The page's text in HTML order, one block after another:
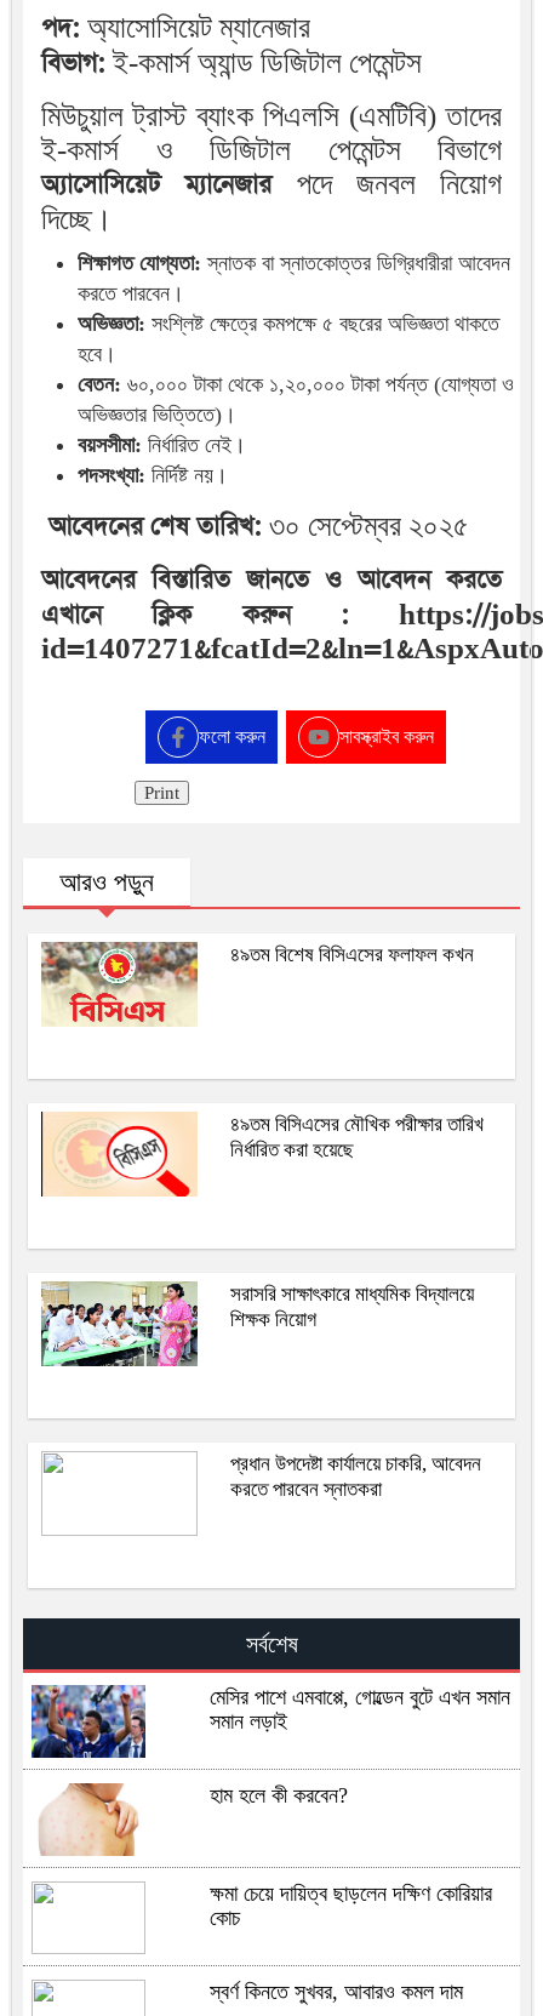
পদ: অ্যাসোসিয়েট ম্যানেজার
বিভাগ: ই-কমার্স অ্যান্ড ডিজিটাল পেমেন্টস
মিউচুয়াল ট্রাস্ট ব্যাংক পিএলসি (এমটিবি) তাদের
ই-কমার্স ও ডিজিটাল পেমেন্টস বিভাগে
অ্যাসোসিয়েট ম্যানেজারপদে জনবল নিয়োগ
দিচ্ছে।
শিক্ষাগত যোগ্যতা: স্নাতক বা স্নাতকোত্তর ডিগ্রিধারীরা আবেদন
করতে পারবেন।
অভিজ্ঞতা: সংশ্লিষ্ট ক্ষেত্রে কমপক্ষে ৫ বছরের অভিজ্ঞতা থাকতে
হবে।
বেতন: ৬০,০০০ টাকা থেকে ১,২০,০০০ টাকা পর্যন্ত (যোগ্যতা ও
অভিজ্ঞতার ভিত্তিতে)।
বয়সসীমা: নির্ধারিত নেই।
পদসংখ্যা: নির্দিষ্ট নয়।
আবেদনের শেষ তারিখ: ৩০ সেপ্টেম্বর ২০২৫
আবেদনের বিস্তারিত জানতে ও আবেদন করতে
এখানে ক্লিক করুন : https://
ফলো করুন সাবস্ক্রাইব করুন
Print
আরও পড়ুন
৪৯তম বিশেষ বিসিএসের ফলাফল কখন
৪৯তম বিসিএসের মৌখিক পরীক্ষার তারিখ
নির্ধারিত করা হয়েছে
সরাসরি সাক্ষাৎকারে মাধ্যমিক বিদ্যালয়ে
শিক্ষক নিয়োগ
প্রধান উপদেষ্টা কার্যালয়ে চাকরি, আবেদন
করতে পারবেন স্নাতকরা
সর্বশেষ
মেসির পাশে এমবাপ্পে, গোল্ডেন বুটে এখন সমান
সমান লড়াই
হাম হলে কী করবেন?
ক্ষমা চেয়ে দায়িত্ব ছাড়লেন দক্ষিণ কোরিয়ার
কোচ
স্বর্ণ কিনতে সুখবর, আবারও কমল দাম